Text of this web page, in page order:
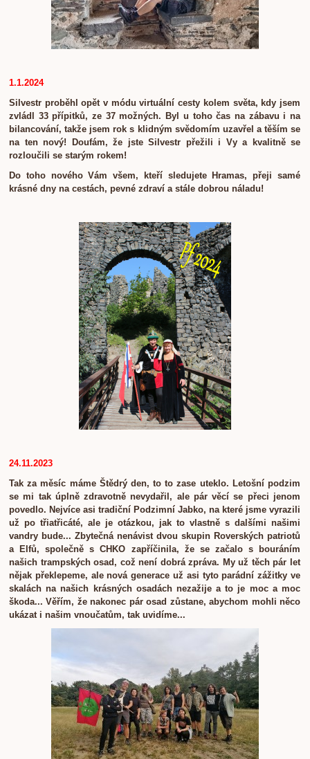
1.1.2024
Silvestr proběhl opět v módu virtuální cesty kolem světa, kdy jsem
zvládl 33 přípitků, ze 37 možných. Byl u toho čas na zábavu i na
bilancování, takže jsem rok s klidným svědomím uzavřel a těším se
na ten nový! Doufám, že jste Silvestr přežili i Vy a kvalitně se
rozloučili se starým rokem!
Do toho nového Vám všem, kteří sledujete Hramas, přeji samé
krásné dny na cestách, pevné zdraví a stále dobrou náladu!
24.11.2023
Tak za měsíc máme Štědrý den, to to zase uteklo. Letošní podzim
se mi tak úplně zdravotně nevydařil, ale pár věcí se přeci jenom
povedlo. Nejvíce asi tradiční Podzimní Jabko, na které jsme vyrazili
už po třiatřicáté, ale je otázkou, jak to vlastně s dalšími našimi
vandry bude... Zbytečná nenávist dvou skupin Roverských patriotů
a Elfů, společně s CHKO zapříčinila, že se začalo s bouráním
našich trampských osad, což není dobrá zpráva. My už těch pár let
nějak překlepeme, ale nová generace už asi tyto parádní zážitky ve
skalách na našich krásných osadách nezažije a to je moc a moc
škoda... Věřím, že nakonec pár osad zůstane, abychom mohli něco
ukázat i našim vnoučatům, tak uvidíme...